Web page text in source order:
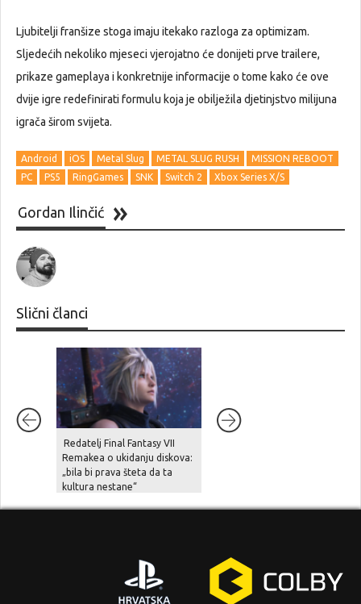
Ljubitelji franšize stoga imaju itekako razloga za optimizam.
Sljedećih nekoliko mjeseci vjerojatno će donijeti prve trailere,
prikaze gameplaya i konkretnije informacije o tome kako će ove
dvije igre redefinirati formulu koja je obilježila djetinjstvo milijuna
igrača širom svijeta.
Android iOS Metal Slug METAL SLUG RUSH
MISSION REBOOT
PC
PS5 RingGames SNK Switch 2 Xbox Series X/S
Gordan Ilinčić
Slični članci
Redatelj Final Fantasy VII
Remakea o ukidanju diskova:
„bila bi prava šteta da ta
kultura nestane“